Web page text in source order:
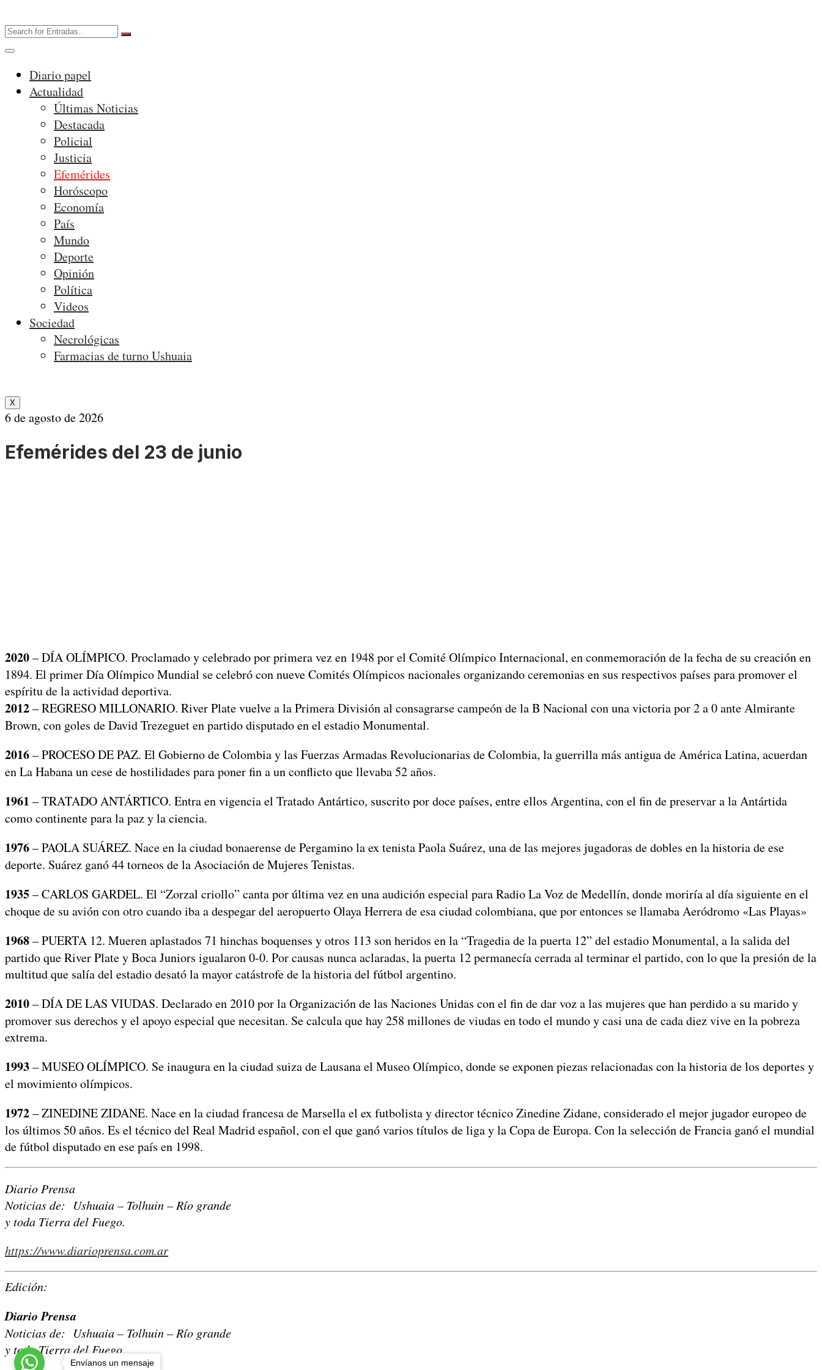
Diario papel
Actualidad
Últimas Noticias
Destacada
Policial
Justicia
Efemérides
Horóscopo
Economía
País
Mundo
Deporte
Opinión
Política
Videos
Sociedad
Necrológicas
Farmacias de turno Ushuaia
X
6 de agosto de 2026
Efemérides del 23 de junio
2020– DÍA OLÍMPICO. Proclamado y celebrado por primera vez en 1948 por el Comité Olímpico Internacional, en conmemoración de la fecha de su creación en
1894. El primer Día Olímpico Mundial se celebró con nueve Comités Olímpicos nacionales organizando ceremonias en sus respectivos países para promover el
espíritu de la actividad deportiva.
2012– REGRESO MILLONARIO. River Plate vuelve a la Primera División al consagrarse campeón de la B Nacional con una victoria por 2 a 0 ante Almirante
Brown, con goles de David Trezeguet en partido disputado en el estadio Monumental.
2016– PROCESO DE PAZ. El Gobierno de Colombia y las Fuerzas Armadas Revolucionarias de Colombia, la guerrilla más antigua de América Latina, acuerdan
en La Habana un cese de hostilidades para poner fin a un conflicto que llevaba 52 años.
1961 – TRATADO ANTÁRTICO. Entra en vigencia el Tratado Antártico, suscrito por doce países, entre ellos Argentina, con el fin de preservar a la Antártida
como continente para la paz y la ciencia.
1976– PAOLA SUÁREZ. Nace en la ciudad bonaerense de Pergamino la ex tenista Paola Suárez, una de las mejores jugadoras de dobles en la historia de ese
deporte. Suárez ganó 44 torneos de la Asociación de Mujeres Tenistas.
1935– CARLOS GARDEL. El “Zorzal criollo” canta por última vez en una audición especial para Radio La Voz de Medellín, donde moriría al día siguiente en el
choque de su avión con otro cuando iba a despegar del aeropuerto Olaya Herrera de esa ciudad colombiana, que por entonces se llamaba Aeródromo «Las Playas»
1968– PUERTA 12. Mueren aplastados 71 hinchas boquenses y otros 113 son heridos en la “Tragedia de la puerta 12” del estadio Monumental, a la salida del
partido que River Plate y Boca Juniors igualaron 0-0. Por causas nunca aclaradas, la puerta 12 permanecía cerrada al terminar el partido, con lo que la presión de la
multitud que salía del estadio desató la mayor catástrofe de la historia del fútbol argentino.
2010– DÍA DE LAS VIUDAS. Declarado en 2010 por la Organización de las Naciones Unidas con el fin de dar voz a las mujeres que han perdido a su marido y
promover sus derechos y el apoyo especial que necesitan. Se calcula que hay 258 millones de viudas en todo el mundo y casi una de cada diez vive en la pobreza
extrema.
1993– MUSEO OLÍMPICO. Se inaugura en la ciudad suiza de Lausana el Museo Olímpico, donde se exponen piezas relacionadas con la historia de los deportes y
el movimiento olímpicos.
1972– ZINEDINE ZIDANE. Nace en la ciudad francesa de Marsella el ex futbolista y director técnico Zinedine Zidane, considerado el mejor jugador europeo de
los últimos 50 años. Es el técnico del Real Madrid español, con el que ganó varios títulos de liga y la Copa de Europa. Con la selección de Francia ganó el mundial
de fútbol disputado en ese país en 1998.
Diario Prensa
Noticias de: Ushuaia – Tolhuin – Río grande
y toda Tierra del Fuego.
https://www.diarioprensa.com.ar
Edición:
Diario Prensa
Noticias de: Ushuaia – Tolhuin – Río grande
y toda Tierra del Fuego.
Envíanos un mensaje